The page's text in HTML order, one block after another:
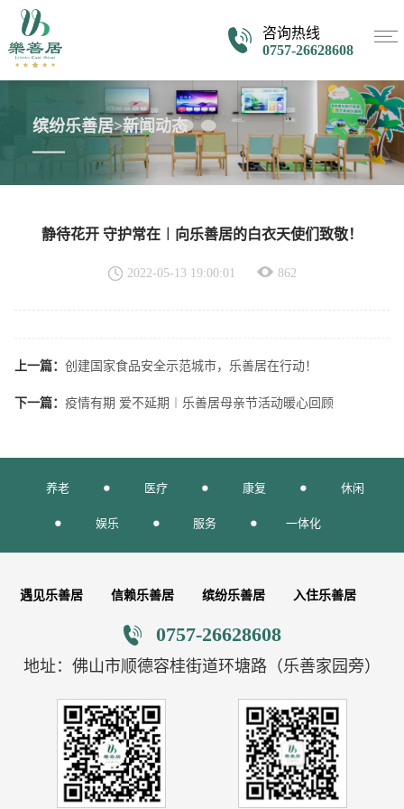
咨询热线
0757-26628608
缤纷乐善居>新闻动态
静待花开 守护常在︱向乐善居的白衣天使们致敬！
2022-05-13 19:00:01 862
上一篇： 创建国家食品安全示范城市，乐善居在行动！
下一篇： 疫情有期 爱不延期︱乐善居母亲节活动暖心回顾
养老 医疗 康复 休闲
娱乐 服务 一体化
遇见乐善居 信赖乐善居 缤纷乐善居 入住乐善居
0757-26628608
地址：佛山市顺德容桂街道环塘路（乐善家园旁）